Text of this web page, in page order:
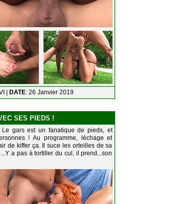
| DATE: 26 Janvier 2019
SES PIEDS !
gars est un fanatique de pieds, et
! Au programme, léchage et
de kiffer ça. Il suce les orteilles de sa
a pas à tortiller du cul, il prend...son